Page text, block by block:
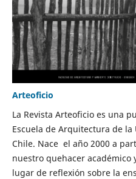
Arteoficio
La Revista Arteoficio es una
Escuela de Arquitectura de
Chile. Nace el año 2000 a
nuestro quehacer
lugar de reflexión sobre la